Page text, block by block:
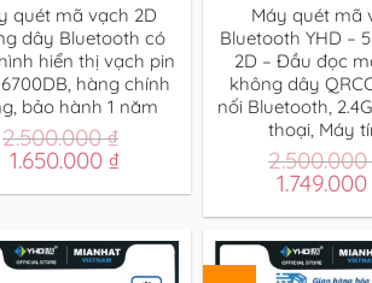
quét mã vạch 2D
dây Bluetooth có
hiển thị vạch pin
hàng chính
bảo hành 1 năm
2.500.000₫
Giá
là:
1.650.000 ₫Giá
tại
1.650.000 ₫.
Máy quét mã
Bluetooth YHD –
2D – Đầu đọc
không dây
nối Bluetooth,
thoại, Máy
Giá
là:
1.749.000